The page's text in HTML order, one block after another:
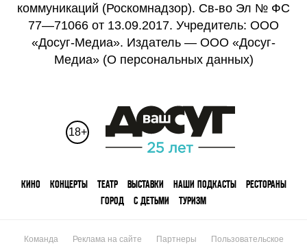
коммуникаций (Роскомнадзор). Св-во Эл № ФС
77—71066 от 13.09.2017. Учредитель: ООО
«Досуг-Медиа». Издатель — ООО «Досуг-
Медиа» (О персональных данных)
18+
КИНО КОНЦЕРТЫ ТЕАТР ВЫСТАВКИ НАШИ ПОДКАСТЫ
РЕСТОРАНЫ
ГОРОД
С ДЕТЬМИ ТУРИЗМ
Команда Реклама на сайте Партнеры Пользовательское